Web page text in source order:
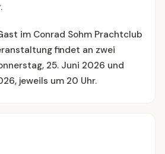
im Conrad Sohm Prachtclub
findet an zwei
25. Juni 2026 und
jeweils um 20 Uhr.